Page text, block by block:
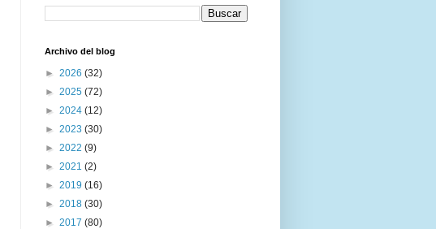
Archivo del blog
► 2026 (32)
► 2025 (72)
► 2024 (12)
► 2023 (30)
► 2022 (9)
► 2021 (2)
► 2019 (16)
► 2018 (30)
► 2017 (80)